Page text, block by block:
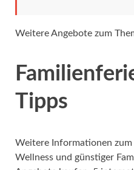
Weitere Angebote zum
Tipps
Weitere Informationen zum
Wellness und günstiger